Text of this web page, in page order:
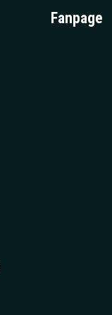
Fanpage